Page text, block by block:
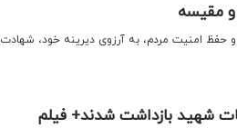
و مقیسه
حفظ امنیت مردم، به آرزوی دیرینه خود، شهادت
شهید بازداشت شدند+ فیلم